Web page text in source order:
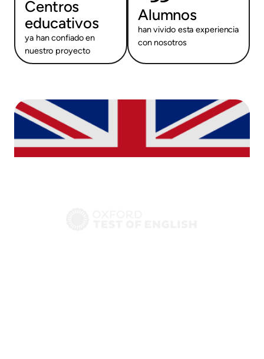
Centros
educativos
ya han confiado en
nuestro proyecto
Alumnos
han vivido esta experiencia
con nosotros